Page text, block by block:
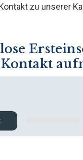
zu unserer